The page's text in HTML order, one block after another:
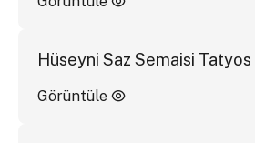
Hüseyni Saz Semaisi
Görüntüle